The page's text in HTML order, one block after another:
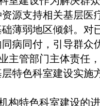
源支持相关基层医
薄弱地区倾斜。对
病同付，引导群众
主管部门主体责任
特色科室建设实施
构特色科室建设的